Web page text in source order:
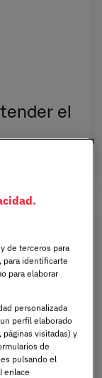
el
de terceros para
para identificarte
para elaborar
personalizada
perfil elaborado
visitadas) y
de
pulsando el
enlace